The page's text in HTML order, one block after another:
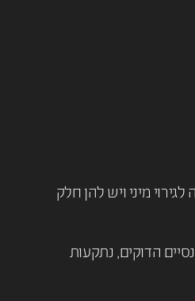
מיני ויש להן חלק
הדוקים, נתקעות